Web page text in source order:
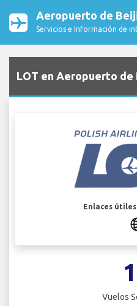
Aeropuerto de
Servicios e Información de
LOT en Aeropuerto de
Enlaces
Vuelos